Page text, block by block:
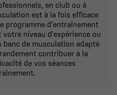
en club ou à
est à la fois efficace
programme d'entraînement
votre niveau d'expérience ou
de musculation adapté
contribuer à la
de vos séances